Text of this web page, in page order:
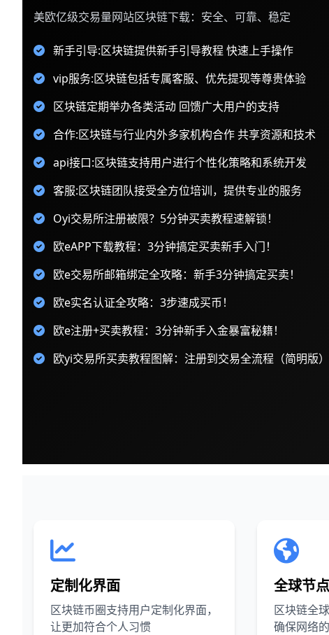
美欧亿级交易量网站区块链下载：安全、可靠、稳定
新手引导:区块链提供新手引导教程 快速上手操作
vip服务:区块链包括专属客服、优先提现等尊贵体验
区块链定期举办各类活动 回馈广大用户的支持
合作:区块链与行业内外多家机构合作 共享资源和技术
api接口:区块链支持用户进行个性化策略和系统开发
客服:区块链团队接受全方位培训，提供专业的服务
Oyi交易所注册被限？5分钟买卖教程速解锁！
欧eAPP下载教程：3分钟搞定买卖新手入门！
欧e交易所邮箱绑定全攻略：新手3分钟搞定买卖！
欧e实名认证全攻略：3步速成买币！
欧e注册+买卖教程：3分钟新手入金暴富秘籍！
欧yi交易所买卖教程图解：注册到交易全流程（简明版）
定制化界面
区块链币圈支持用户定制化界面，
让更加符合个人习惯
全球节
区块链全
确保网络